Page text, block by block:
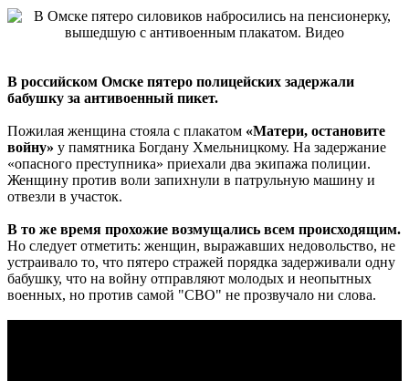
В российском Омске пятеро полицейских задержали
бабушку за антивоенный пикет.
Пожилая женщина стояла с плакатом «Матери, остановите
войну» у памятника Богдану Хмельницкому. На задержание
«опасного преступника» приехали два экипажа полиции.
Женщину против воли запихнули в патрульную машину и
отвезли в участок.
В то же время прохожие возмущались всем происходящим.
Но следует отметить: женщин, выражавших недовольство, не
устраивало то, что пятеро стражей порядка задерживали одну
бабушку, что на войну отправляют молодых и неопытных
военных, но против самой "СВО" не прозвучало ни слова.